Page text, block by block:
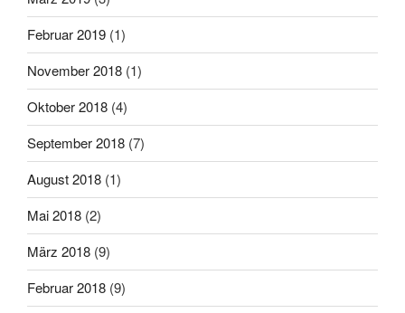
Februar 2019 (1)
November 2018 (1)
Oktober 2018 (4)
September 2018 (7)
August 2018 (1)
Mai 2018 (2)
März 2018 (9)
Februar 2018 (9)